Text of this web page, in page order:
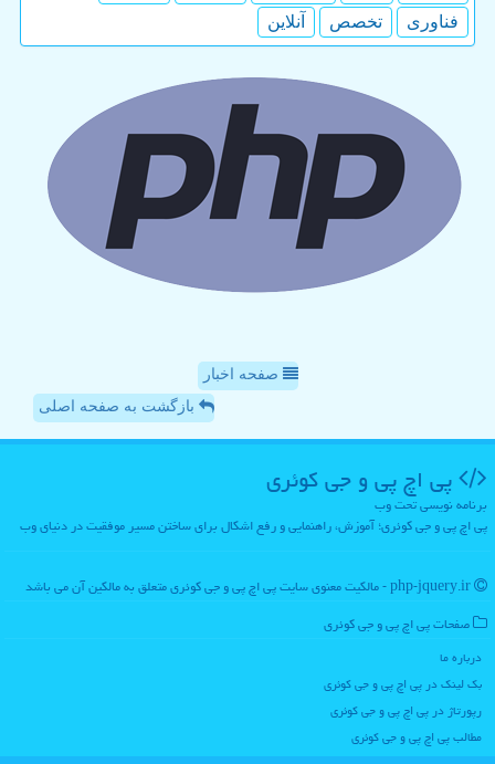
فناوری
تخصص آنلاین
صفحه اخبار
بازگشت به صفحه اصلی
پی اچ پی و جی كوئری
برنامه نویسی تحت وب
پی اچ پی و جی کوئری؛ آموزش، راهنمایی و رفع اشکال برای ساختن مسیر موفقیت در دنیای وب
صفحات پی اچ پی و جی كوئری
درباره ما
بک لینک در پی اچ پی و جی كوئری
رپورتاژ در پی اچ پی و جی كوئری
مطالب پی اچ پی و جی كوئری